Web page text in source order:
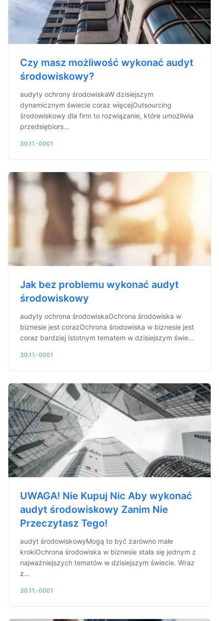
Czy masz możliwość wykonać audyt
środowiskowy?
audyty ochrony środowiskaW dzisiejszym
dynamicznym świecie coraz więcejOutsourcing
środowiskowy dla firm to rozwiązanie, które umożliwia
przedsiębiors...
30.11.-0001
Jak bez problemu wykonać audyt
środowiskowy
audyty ochrona środowiskaOchrona środowiska w
biznesie jest corazOchrona środowiska w biznesie jest
coraz bardziej istotnym tematem w dzisiejszym świe...
30.11.-0001
UWAGA! Nie Kupuj Nic Aby wykonać
audyt środowiskowy Zanim Nie
Przeczytasz Tego!
audyt środowiskowyMogą to być zarówno małe
krokiOchrona środowiska w biznesie stała się jednym z
najważniejszych tematów w dzisiejszym świecie. Wraz
z...
30.11.-0001